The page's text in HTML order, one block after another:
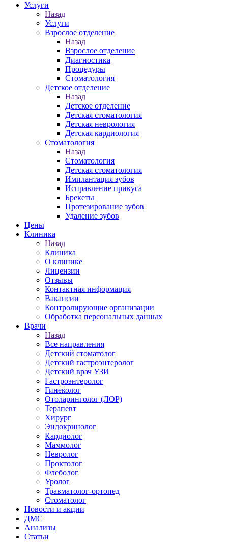
Услуги
Назад
Услуги
Взрослое отделение
Назад
Взрослое отделение
Диагностика
Процедуры
Стоматология
Детское отделение
Назад
Детское отделение
Детская стоматология
Детская неврология
Детская кардиология
Стоматология
Назад
Стоматология
Детская стоматология
Имплантация зубов
Исправление прикуса
Брекеты
Протезирование зубов
Удаление зубов
Цены
Клиника
Назад
Клиника
О клинике
Лицензии
Отзывы
Контактная информация
Вакансии
Контролирующие организации
Обработка персональных данных
Врачи
Назад
Все направления
Детский стоматолог
Детский гастроэнтеролог
Детский врач УЗИ
Гастроэнтеролог
Гинеколог
Отоларинголог (ЛОР)
Терапевт
Хирург
Эндокринолог
Кардиолог
Маммолог
Невролог
Проктолог
Флеболог
Уролог
Травматолог-ортопед
Стоматолог
Новости и акции
ДМС
Анализы
Статьи